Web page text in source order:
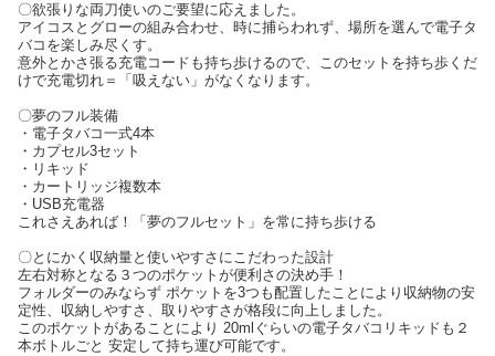
〇欲張りな両刀使いのご要望に応えました。
アイコスとグローの組み合わせ、時に捕らわれず、場所を選んで電子タ
バコを楽しみ尽くす。
意外とかさ張る充電コードも持ち歩けるので、このセットを持ち歩くだ
けで充電切れ＝「吸えない」がなくなります。
〇夢のフル装備
・電子タバコ一式4本
・カプセル3セット
・リキッド
・カートリッジ複数本
・USB充電器
これさえあれば！「夢のフルセット」を常に持ち歩ける
〇とにかく収納量と使いやすさにこだわった設計
左右対称となる３つのポケットが便利さの決め手！
フォルダーのみならず ポケットを3つも配置したことにより収納物の安
定性、収納しやすさ、取りやすさが格段に向上しました。
このポケットがあることにより 20mlぐらいの電子タバコリキッドも２
本ボトルごと 安定して持ち運び可能です。